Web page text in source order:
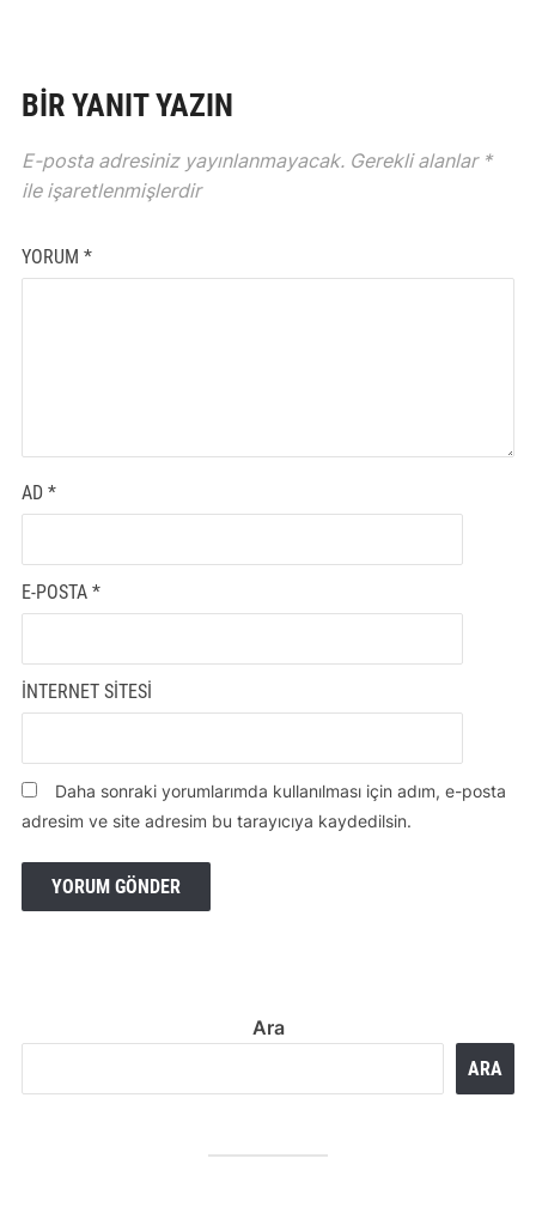
BIR YANIT YAZIN
E-posta adresiniz yayınlanmayacak. Gerekli alanlar *
ile işaretlenmişlerdir
YORUM *
AD *
E-POSTA *
İNTERNET SITESI
Daha sonraki yorumlarımda kullanılması için adım, e-posta
adresim ve site adresim bu tarayıcıya kaydedilsin.
Ara
ARA